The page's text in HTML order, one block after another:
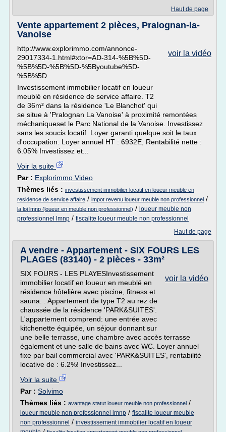
Haut de page
Vente appartement 2 pièces, Pralognan-la-
Vanoise
voir la vidéo
http://www.explorimmo.com/annonce-
29017334-1.html#xtor=AD-314-%5B%5D-
%5B%5D-%5B%5D-%5Byoutube%5D-
%5B%5D
Investissement immobilier locatif en loueur
meublé en résidence de service affaire. T2
de 36m² dans la résidence 'Le Blanchot' qui
se situe à 'Pralognan La Vanoise' à proximité remontées
méchaniqueset le Parc National de la Vanoise. Investissez
sans les soucis locatif. Loyer garanti quelque soit le taux
d'occupation. Loyer annuel HT : 6932E, Rentabilité nette :
6.05% Investissez et...
Voir la suite
Par : Explorimmo Video
Thèmes liés : investissement immobilier locatif en loueur meuble en
residence de service affaire / impot revenu loueur meuble non professionnel /
la loi lmnp (loueur en meuble non professionnel) / loueur meuble non
professionnel lmnp / fiscalite loueur meuble non professionnel
Haut de page
A vendre - Appartement - SIX FOURS LES
PLAGES (83140) - 2 pièces - 33m²
voir la vidéo
SIX FOURS - LES PLAYESInvestissement
immobilier locatif en loueur en meublé en
résidence hôtelière avec piscine, fitness et
sauna. . Appartement de type T2 au rez de
chaussée de la résidence 'PARK&SUITES'.
L'appartement comprend: une entrée avec
kitchenette équipée, un séjour donnant sur
une belle terrasse, une chambre avec accès terrasse
également et une salle de bains avec WC. Loyer annuel
fixe par bail commercial avec 'PARK&SUITES', rentabilité
locative de : 6.2%! Investissez...
Voir la suite
Par : Solvimo
Thèmes liés : avantage statut loueur meuble non professionnel /
loueur meuble non professionnel lmnp / fiscalite loueur meuble
non professionnel / investissement immobilier locatif en loueur